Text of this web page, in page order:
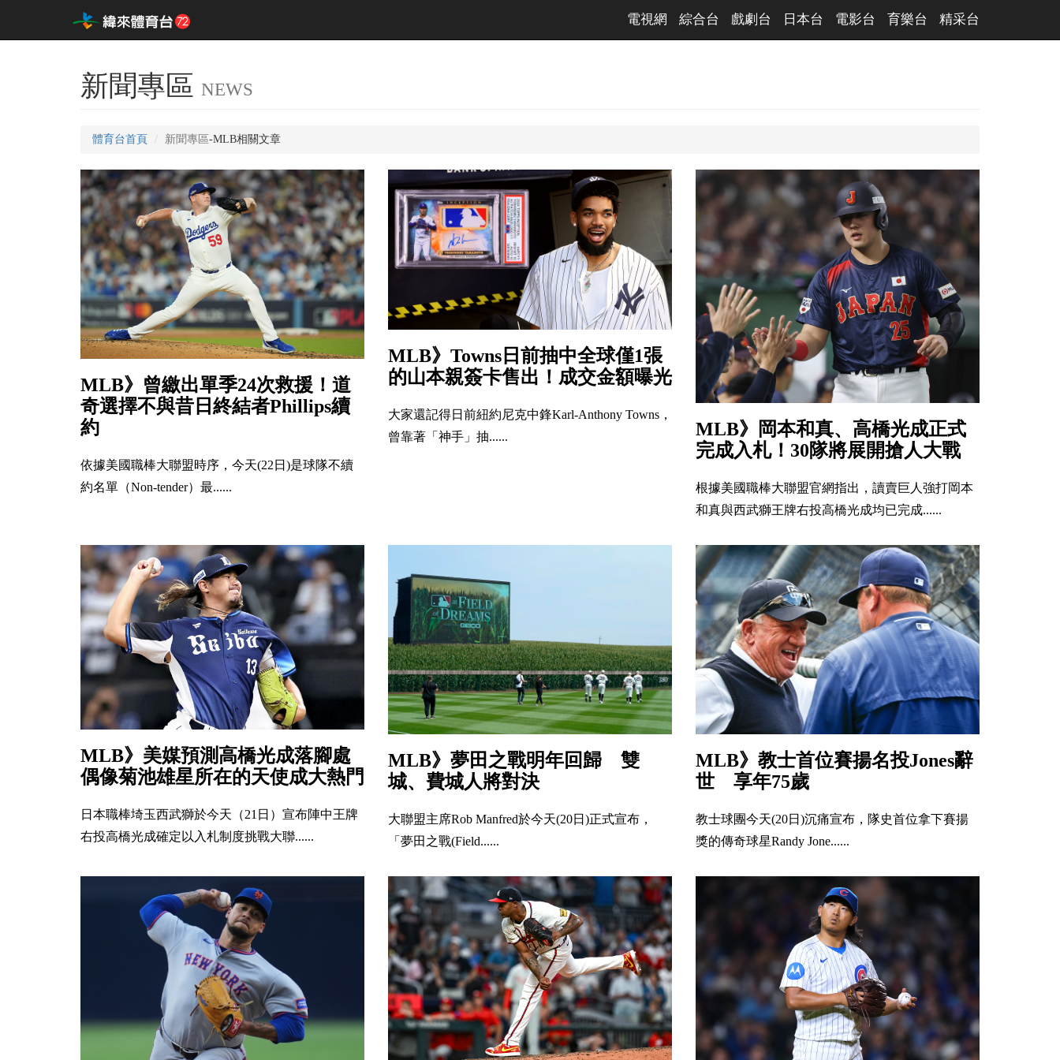
電視網 綜合台 戲劇台 日本台 電影台 育樂台 精采台
新聞專區 NEWS
體育台首頁 新聞專區-MLB相關文章
MLB》曾繳出單季24次救援！道
奇選擇不與昔日終結者Phillips續
約
依據美國職棒大聯盟時序，今天(22日)是球隊不續
約名單（Non-tender）最......
MLB》Towns日前抽中全球僅1張
的山本親簽卡售出！成交金額曝光
大家還記得日前紐約尼克中鋒Karl-Anthony Towns，
曾靠著「神手」抽......
MLB》岡本和真、高橋光成正式
完成入札！30隊將展開搶人大戰
根據美國職棒大聯盟官網指出，讀賣巨人強打岡本
和真與西武獅王牌右投高橋光成均已完成......
MLB》美媒預測高橋光成落腳處
偶像菊池雄星所在的天使成大熱門
日本職棒埼玉西武獅於今天（21日）宣布陣中王牌
右投高橋光成確定以入札制度挑戰大聯......
MLB》夢田之戰明年回歸 雙
城、費城人將對決
大聯盟主席Rob Manfred於今天(20日)正式宣布，
「夢田之戰(Field......
MLB》教士首位賽揚名投Jones辭
世 享年75歲
教士球團今天(20日)沉痛宣布，隊史首位拿下賽揚
獎的傳奇球星Randy Jone......